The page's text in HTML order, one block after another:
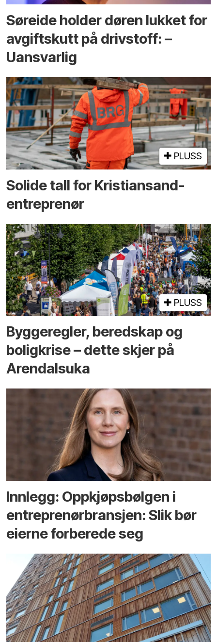
Søreide holder døren lukket for
avgiftskutt på drivstoff: –
Uansvarlig
PLUSS
Solide tall for Kristiansand-
entreprenør
PLUSS
Bygge­regler, beredskap og
bolig­krise – dette skjer på
Arendals­uka
Innlegg: Oppkjøps­bølgen i
entreprenør­bransjen: Slik bør
eierne forberede seg